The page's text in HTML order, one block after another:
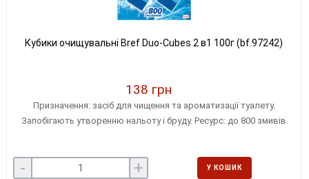
Кубики очищувальні Bref Duo-Cubes 2 в1 100г (bf.97242)
138 грн
Призначення: засіб для чищення та ароматизації туалету.
Запобігають утворенню нальоту і бруду. Ресурс: до 800 змивів
- + У КОШИК